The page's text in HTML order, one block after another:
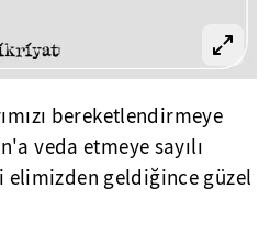
bereketlendirmeye
veda etmeye sayılı
elimizden geldiğince güzel